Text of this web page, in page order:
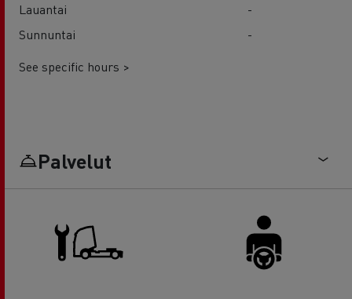
Lauantai
-
Sunnuntai
-
See specific hours >
Palvelut